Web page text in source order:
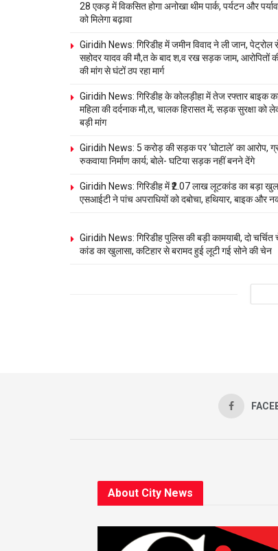
28 एकड़ में विकसित होगा अनोखा थीम पार्क, पर्यटन और
को मिलेगा बढ़ावा
Giridih News: गिरिडीह में जमीन विवाद ने ली जान,
सहोदर यादव की मौ,त के बाद श,व रख सड़क जाम, आरोपितों की
की मांग से घंटों ठप रहा मार्ग
Giridih News: गिरिडीह के कोलड़ीहा में तेज रफ्तार बाइक
महिला की दर्दनाक मौ,त, चालक हिरासत में; सड़क सुरक्षा को
बड़ी मांग
Giridih News: 5 करोड़ की सड़क पर ‘घोटाले’ का आरोप,
रुकवाया निर्माण कार्य; बोले- घटिया सड़क नहीं बनने देंगे
Giridih News: गिरिडीह में ₹2.07 लाख लूटकांड का बड़ा
एसआईटी ने पांच अपराधियों को दबोचा, हथियार, बाइक और
Giridih News: गिरिडीह पुलिस की बड़ी कामयाबी, दो
कांड का खुलासा, कटिहार से बरामद हुई लूटी गई सोने की चेन
About City News